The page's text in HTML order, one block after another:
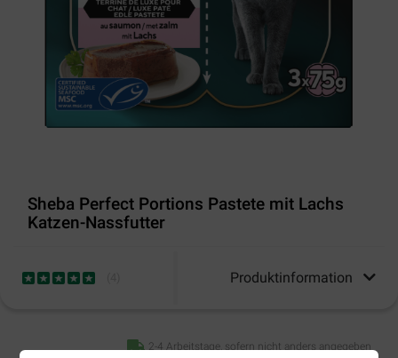
Sheba Perfect Portions Pastete mit Lachs
Katzen-Nassfutter
Produktinformation
2-4 Arbeitstage, sofern nicht anders angegeben